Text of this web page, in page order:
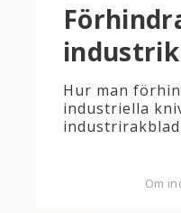
Hur man
industriella
industrirakblad
Om